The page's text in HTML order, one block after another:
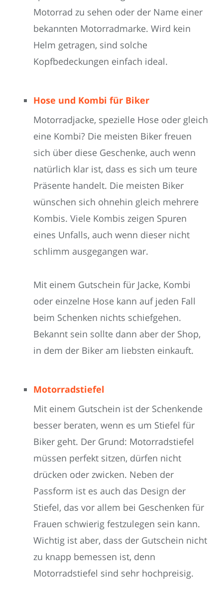
Motorrad zu sehen oder der Name einer
bekannten Motorradmarke. Wird kein
Helm getragen, sind solche
Kopfbedeckungen einfach ideal.
Hose und Kombi für Biker
Motorradjacke, spezielle Hose oder gleich
eine Kombi? Die meisten Biker freuen
sich über diese Geschenke, auch wenn
natürlich klar ist, dass es sich um teure
Präsente handelt. Die meisten Biker
wünschen sich ohnehin gleich mehrere
Kombis. Viele Kombis zeigen Spuren
eines Unfalls, auch wenn dieser nicht
schlimm ausgegangen war.
Mit einem Gutschein für Jacke, Kombi
oder einzelne Hose kann auf jeden Fall
beim Schenken nichts schiefgehen.
Bekannt sein sollte dann aber der Shop,
in dem der Biker am liebsten einkauft.
Motorradstiefel
Mit einem Gutschein ist der Schenkende
besser beraten, wenn es um Stiefel für
Biker geht. Der Grund: Motorradstiefel
müssen perfekt sitzen, dürfen nicht
drücken oder zwicken. Neben der
Passform ist es auch das Design der
Stiefel, das vor allem bei Geschenken für
Frauen schwierig festzulegen sein kann.
Wichtig ist aber, dass der Gutschein nicht
zu knapp bemessen ist, denn
Motorradstiefel sind sehr hochpreisig.